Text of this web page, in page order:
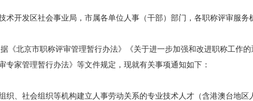
术开发区社会事业局，市属各单位人事（干部）部门，各职称评审服务
《北京市职称评审管理暂行办法》《关于进一步加强和改进职称工作的
家管理暂行办法》等文件规定，现就有关事项通知如下：
织、社会组织等机构建立人事劳动关系的专业技术人才（含港澳台地区